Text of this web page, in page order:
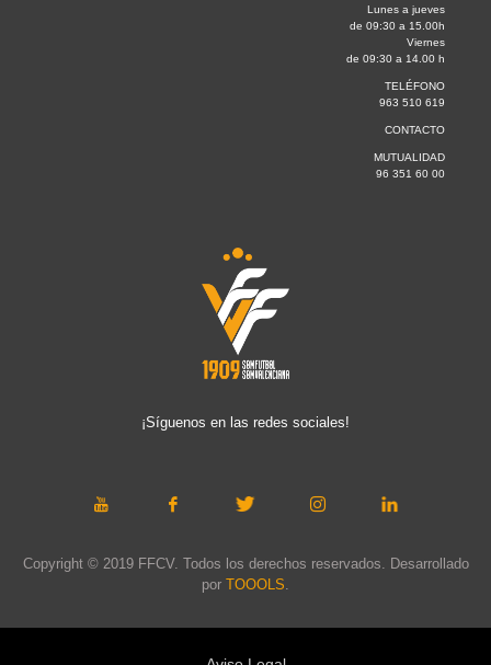
Lunes a jueves
de 09:30 a 15.00h
Viernes
de 09:30 a 14.00 h
TELÉFONO
963 510 619
CONTACTO
MUTUALIDAD
96 351 60 00
¡Síguenos en las redes sociales!
Copyright © 2019 FFCV. Todos los derechos reservados. Desarrollado
por TOOOLS